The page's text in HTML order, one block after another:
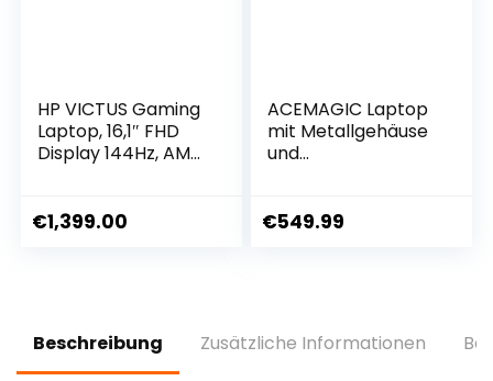
HP VICTUS Gaming
Laptop, 16,1″ FHD
Display 144Hz, AMD
SSD, NVIDIA
€1,399.00
ACEMAGIC Laptop
mit Metallgehäuse
und
Laptop AMD Ryzen
DDR4,512GB M.2
€549.99
Beschreibung Zusätzliche Informationen